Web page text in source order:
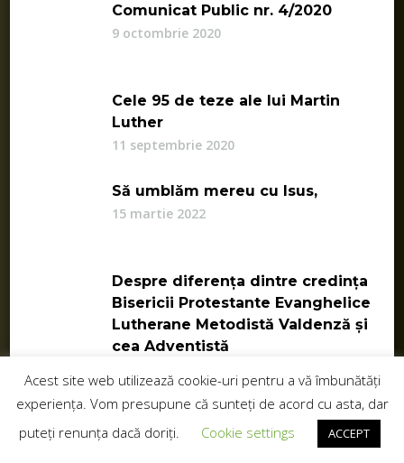
Comunicat Public nr. 4/2020
9 octombrie 2020
Cele 95 de teze ale lui Martin
Luther
11 septembrie 2020
Să umblăm mereu cu Isus,
15 martie 2022
Despre diferența dintre credința
Bisericii Protestante Evanghelice
Lutherane Metodistă Valdenză și
cea Adventistă
Condu-mă Doamne Yehowah
3 aprilie 2023
Acest site web utilizează cookie-uri pentru a vă îmbunătăți
experiența. Vom presupune că sunteți de acord cu asta, dar
puteți renunța dacă doriți.
Cookie settings ACCEPT